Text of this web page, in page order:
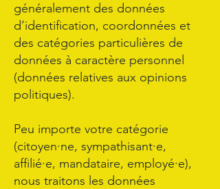
généralement des données
d’identification, coordonnées et
des catégories particulières de
données à caractère personnel
(données relatives aux opinions
politiques).
Peu importe votre catégorie
(citoyen·ne, sympathisant·e,
affilié·e, mandataire, employé·e),
nous traitons les données